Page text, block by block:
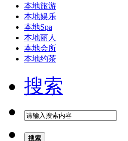
本地旅游
本地娱乐
本地Spa
本地丽人
本地会所
本地约茶
搜索
搜索